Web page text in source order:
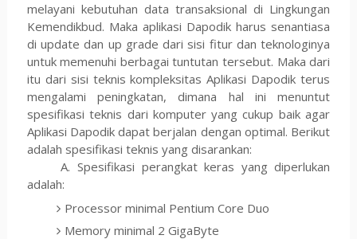
melayani kebutuhan data transaksional di Lingkungan
Kemendikbud. Maka aplikasi Dapodik harus senantiasa
di update dan up grade dari sisi fitur dan teknologinya
untuk memenuhi berbagai tuntutan tersebut. Maka dari
itu dari sisi teknis kompleksitas Aplikasi Dapodik terus
mengalami peningkatan, dimana hal ini menuntut
spesifikasi teknis dari komputer yang cukup baik agar
Aplikasi Dapodik dapat berjalan dengan optimal. Berikut
adalah spesifikasi teknis yang disarankan:
A. Spesifikasi perangkat keras yang diperlukan
adalah:
Processor minimal Pentium Core Duo
Memory minimal 2 GigaByte